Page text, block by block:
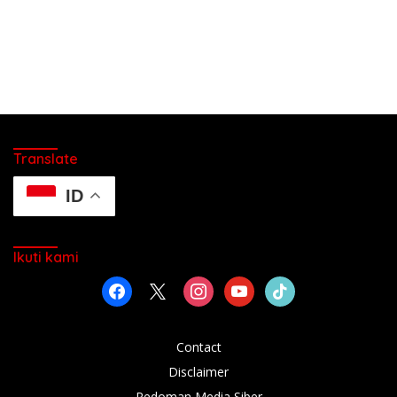
Translate
ID
Ikuti kami
facebook instagramyoutubetiktok
Contact
Disclaimer